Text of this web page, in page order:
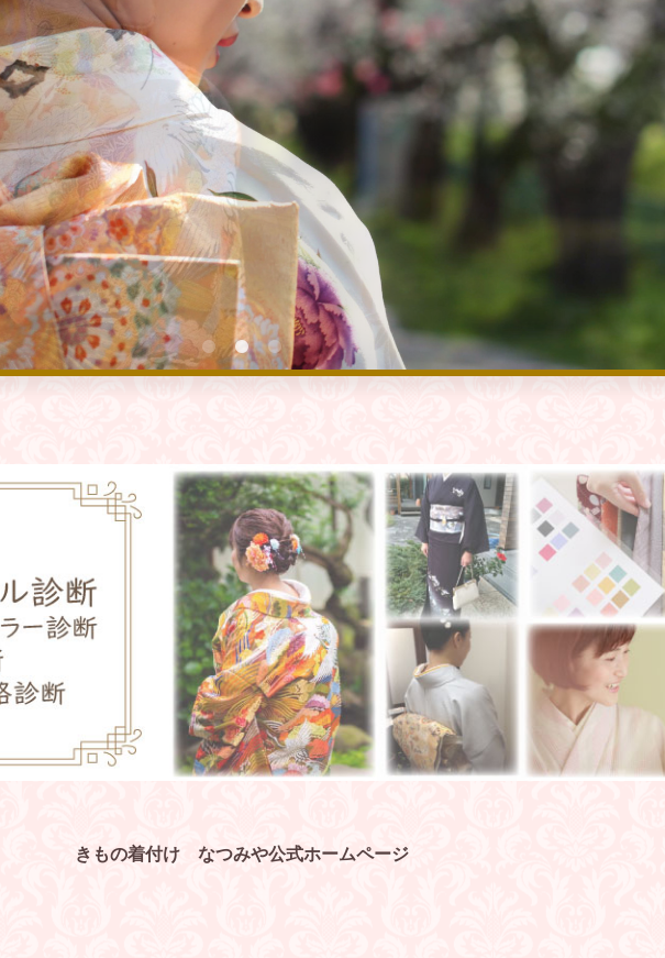
きもの着付け なつみや公式ホームページ